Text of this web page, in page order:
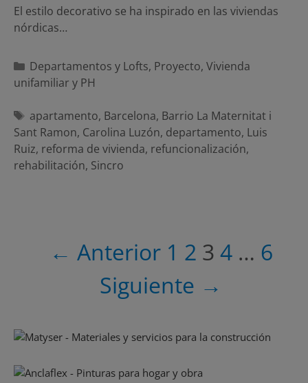
El estilo decorativo se ha inspirado en las viviendas
nórdicas…
Categorías
Departamentos y Lofts, Proyecto, Vivienda
unifamiliar y PH
Etiquetas
apartamento, Barcelona, Barrio La Maternitat i
Sant Ramon, Carolina Luzón, departamento, Luis
Ruiz, reforma de vivienda, refuncionalización,
rehabilitación, Sincro
Navegación
← Anterior 1 2 3 4 … 6
Siguiente →